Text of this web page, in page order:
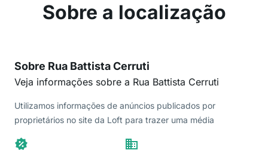
Sobre a localização
Sobre Rua Battista Cerruti
Veja informações sobre a Rua Battista Cerruti
Utilizamos informações de anúncios publicados por
proprietários no site da Loft para trazer uma média